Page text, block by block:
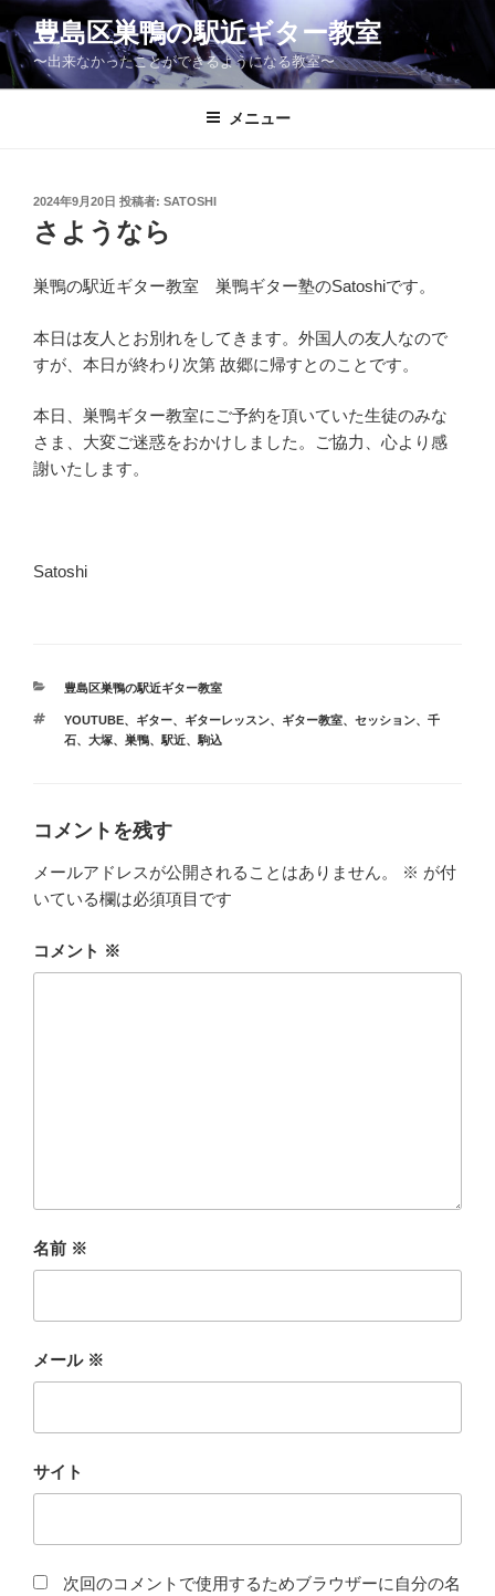
ン
テ
ン
豊島区巣鴨の駅近ギター教室
〜出来なかったことができるようになる教室〜
メニュー
投
稿
日:
2024年9月20日 投稿者: SATOSHI
さようなら
巣鴨の駅近ギター教室 巣鴨ギター塾のSatoshiです。
本日は友人とお別れをしてきます。外国人の友人なので
すが、本日が終わり次第 故郷に帰すとのことです。
本日、巣鴨ギター教室にご予約を頂いていた生徒のみな
さま、大変ご迷惑をおかけしました。ご協力、心より感
謝いたします。
Satoshi
カ
ゴ
リ
豊島区巣鴨の駅近ギター教室
タ
グ
YOUTUBE、 ギター、 ギターレッスン、 ギター教室、 セッション、 千
石、 大塚、 巣鴨、 駅近、 駒込
コメントを残す
メールアドレスが公開されることはありません。 ※ が付
いている欄は必須項目です
コメント ※
名前 ※
メール ※
サイト
次回のコメントで使用するためブラウザーに自分の名